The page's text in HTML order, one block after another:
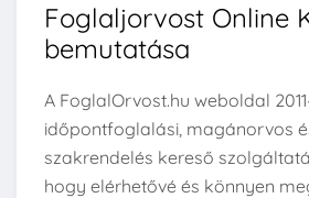
Foglaljorvost Online
bemutatása
A FoglalOrvost.hu weboldal
időpontfoglalási, magánorvos
szakrendelés kereső
hogy elérhetővé és könnyen